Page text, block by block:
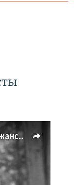
Имидж – все. Почему азербайджанские правозащитники и независимые журналисты попадают в тюрьму